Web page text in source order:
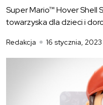
Super Mario™ Hover Shell
towarzyska dla dzieci i
Redakcja 16 stycznia, 2023